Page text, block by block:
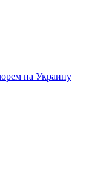
на Украину